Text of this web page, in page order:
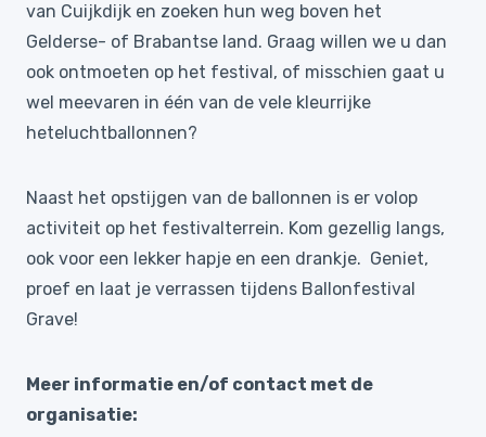
van Cuijkdijk en zoeken hun weg boven het
Gelderse- of Brabantse land. Graag willen we u dan
ook ontmoeten op het festival, of misschien gaat u
wel meevaren in één van de vele kleurrijke
heteluchtballonnen?
Naast het opstijgen van de ballonnen is er volop
activiteit op het festivalterrein. Kom gezellig langs,
ook voor een lekker hapje en een drankje. Geniet,
proef en laat je verrassen tijdens Ballonfestival
Grave!
Meer informatie en/of contact met de
organisatie: